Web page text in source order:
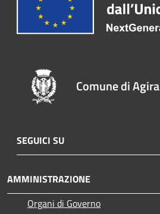
Comune di Agira
SEGUICI SU
AMMINISTRAZIONE
Organi di Governo